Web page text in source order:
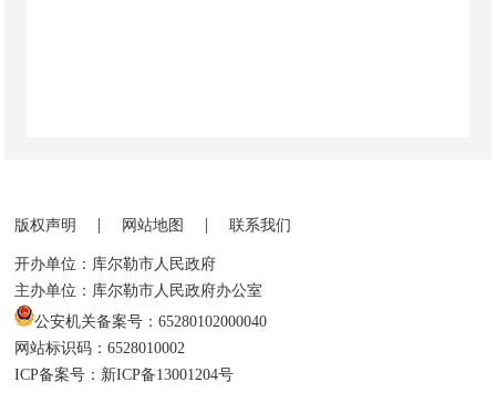
版权声明 | 网站地图 | 联系我们
开办单位：库尔勒市人民政府
主办单位：库尔勒市人民政府办公室
公安机关备案号：65280102000040
网站标识码：6528010002
ICP备案号：新ICP备13001204号